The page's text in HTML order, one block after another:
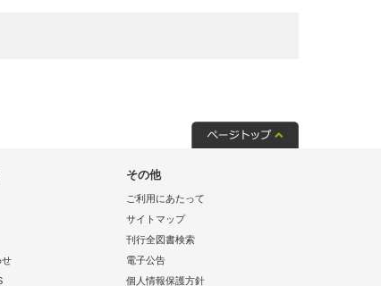
せ
その他
ご利用にあたって
サイトマップ
刊行全図書検索
電子公告
個人情報保護方針